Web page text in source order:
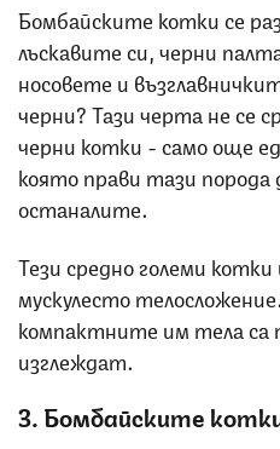
Бомбайските котки се
лъскавите си, черни
носовете и
черни? Тази черта не се
черни котки - само още
която прави тази порода
останалите.
Тези средно големи
мускулесто
компактните им тела
изглеждат.
3. Бомбайските